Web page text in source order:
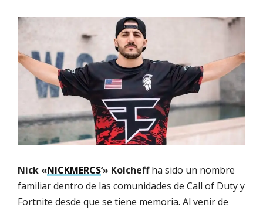
Nick «NICKMERCS‘» Kolcheffha sido un nombre
familiar dentro de las comunidades de Call of Duty y
Fortnite desde que se tiene memoria. Al venir de